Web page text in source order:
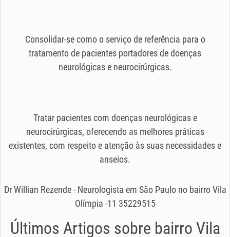
Consolidar-se como o serviço de referência para o
tratamento de pacientes portadores de doenças
neurológicas e neurocirúrgicas.
Tratar pacientes com doenças neurológicas e
neurocirúrgicas, oferecendo as melhores práticas
existentes, com respeito e atenção às suas necessidades e
anseios.
Dr Willian Rezende - Neurologista em São Paulo no bairro Vila
Olímpia -11 35229515
Últimos Artigos sobre bairro Vila